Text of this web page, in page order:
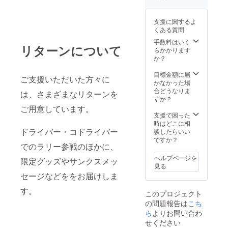
リターンについて
ご支援いただいた方々に
は、さまざまなリターンを
ご用意しています。
ドライバー・コドライバー
でのラリー参戦のほかに、
限定グッズやサンクスメッ
セージなどををお届けしま
す。
支援に関するよ
くある質問
手数料はいく
らかかります
か？
目標金額に届
かなかった場
合どうなりま
すか？
支援で困った
時はどこに相
談したらいい
ですか？
ヘルプページを
見る
このプロジェクト
の問題報告はこち
ら よりお問い合わ
せください